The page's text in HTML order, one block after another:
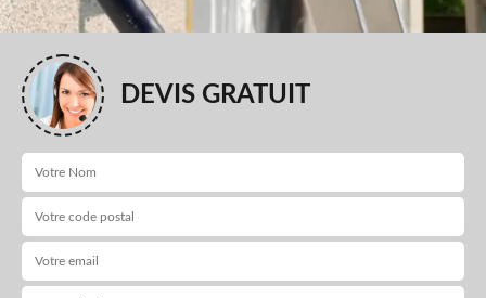
DEVIS GRATUIT